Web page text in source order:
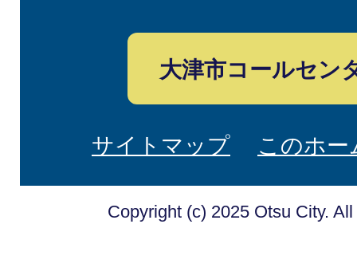
大津市コールセン
サイトマップ このホ
Copyright (c) 2025 Otsu City.